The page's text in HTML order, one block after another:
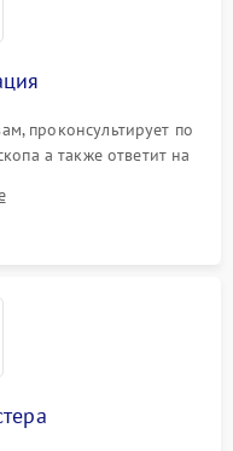
проконсультирует по
а также ответит на